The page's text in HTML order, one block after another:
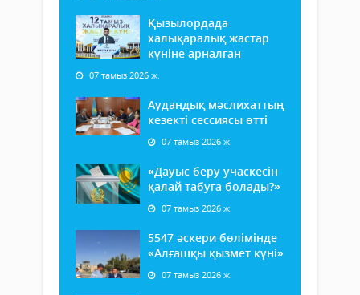
Қызылордада
халықаралық жастар
күніне арналған
07 тамыз 2026 ж.
Аудандық мәслихаттың
кезекті сессиясы өтті
07 тамыз 2026 ж.
«Дауыс беру учаскесін
қалай табуға болады?»
07 тамыз 2026 ж.
5547 әскери бөлімінде
«Алғашқы қызмет күні»
07 тамыз 2026 ж.